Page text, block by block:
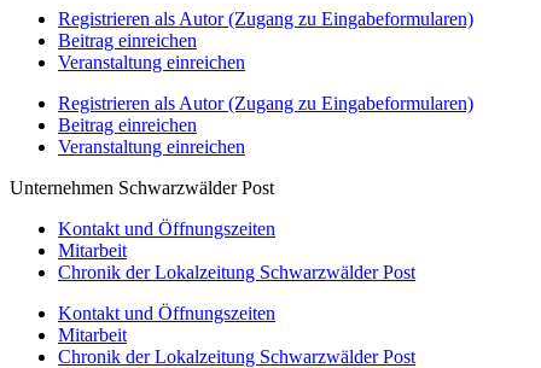
Registrieren als Autor (Zugang zu Eingabeformularen)
Beitrag einreichen
Veranstaltung einreichen
Registrieren als Autor (Zugang zu Eingabeformularen)
Beitrag einreichen
Veranstaltung einreichen
Unternehmen Schwarzwälder Post
Kontakt und Öffnungszeiten
Mitarbeit
Chronik der Lokalzeitung Schwarzwälder Post
Kontakt und Öffnungszeiten
Mitarbeit
Chronik der Lokalzeitung Schwarzwälder Post